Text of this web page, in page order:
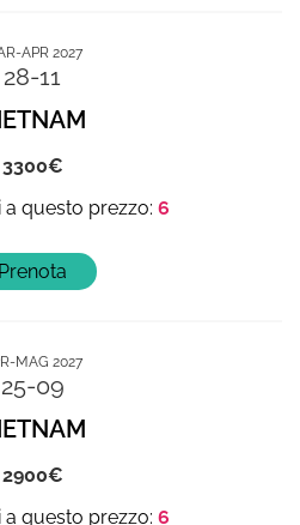
APR 2027
28-11
3300
6
MAG 2027
25-09
2900
6